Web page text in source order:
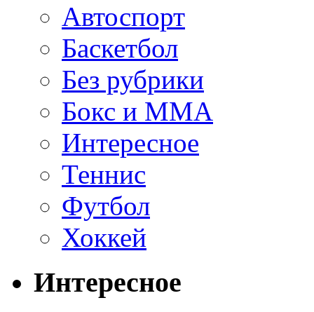
Автоспорт
Баскетбол
Без рубрики
Бокс и ММА
Интересное
Теннис
Футбол
Хоккей
Интересное